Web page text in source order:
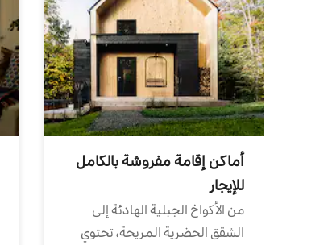
أماكن إقامة مفروشة بالكامل
للإيجار
من الأكواخ الجبلية الهادئة إلى
الشقق الحضرية المريحة، تحتوي